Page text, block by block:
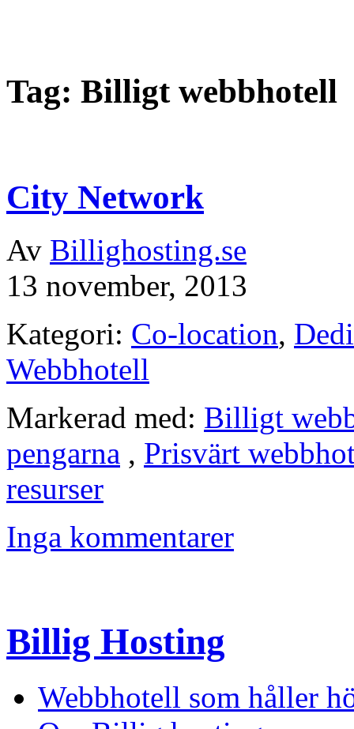
Tag: Billigt webbhotell
City Network
Av Billighosting.se
13 november, 2013
Kategori: Co-location,
Webbhotell
Markerad med: Billigt
pengarna , Prisvärt
resurser
Inga kommentarer
Billig Hosting
Webbhotell som håller